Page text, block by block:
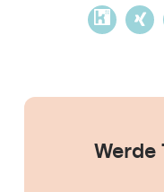
Werde